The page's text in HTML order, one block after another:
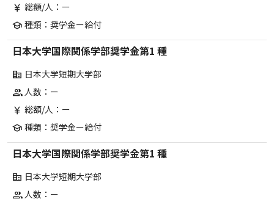
currency_yen 総額/人：ー
school 種類：奨学金ー給付
日本大学国際関係学部奨学金第1 種
corporate_fare 日本大学短期大学部
group人数：ー
currency_yen 総額/人：ー
school 種類：奨学金ー給付
日本大学国際関係学部奨学金第1 種
corporate_fare 日本大学短期大学部
group人数：ー